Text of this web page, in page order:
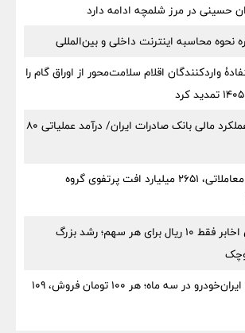
حسینی در مرز شلمچه ادامه دارد
نحوه محاسبه اینترنت داخلی و بین‌المللی
واردکنندگان اقلام سلامت‌محور از اوراق گام را
تغییر مثبت در عملکرد مالی بانک صادرات ایران/ درآمد عملیاتی 80
۳۷ میلیارد سود معاملاتی، ۲۶۵۱ میلیارد افت پرتفوی گروه
سود ۱۴۴ درصدی اخابر فقط ۱۰ ریال برای هر سهم؛ رشد بزرگ
زیان ۲۲.۵ همتی ایران‌خودرو در سه ماه؛ هر ۱۰۰ تومان فروش، ۱۰۹